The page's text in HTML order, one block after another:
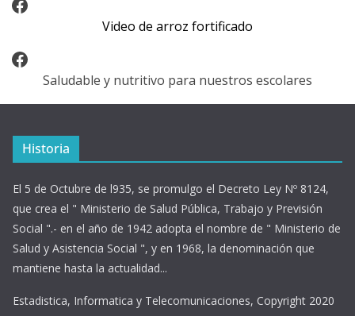
Video de arroz fortificado
Facebook
Saludable y nutritivo para nuestros escolares
Historia
El 5 de Octubre de l935, se promulgo el Decreto Ley Nº 8124,
que crea el " Ministerio de Salud Pública, Trabajo y Previsión
Social ".- en el año de 1942 adopta el nombre de " Ministerio de
Salud y Asistencia Social ", y en 1968, la denominación que
mantiene hasta la actualidad...
Estadistica, Informatica y Telecomunicaciones, Copyright 2020